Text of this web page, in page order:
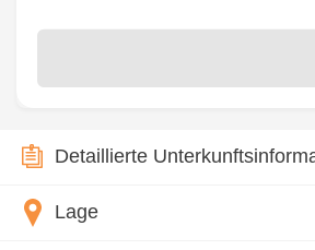
Detaillierte
Lage